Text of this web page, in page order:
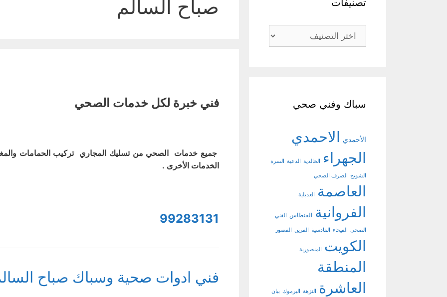
صباح السالم
فني خبرة لكل خدمات الصحي
جميع خدمات الصحي من تسليك المجاري تركيب الحمامات
الخدمات الأخرى .
99283131
فني ادوات صحية وسباك صباح
تصنيفات
تصنيفات
سباك وفني صحي
الأحمدي الاحمدي
الجهراء
الخالدية الدعية السرة
الشويخ الصرف الصحي
العاصمة العديلية
الفروانية الفنطاس الفني
الصحي الفيحاء القادسية القرين القصور
الكويت المنصورية
المنطقة
العاشرة
النزهة اليرموك بيان